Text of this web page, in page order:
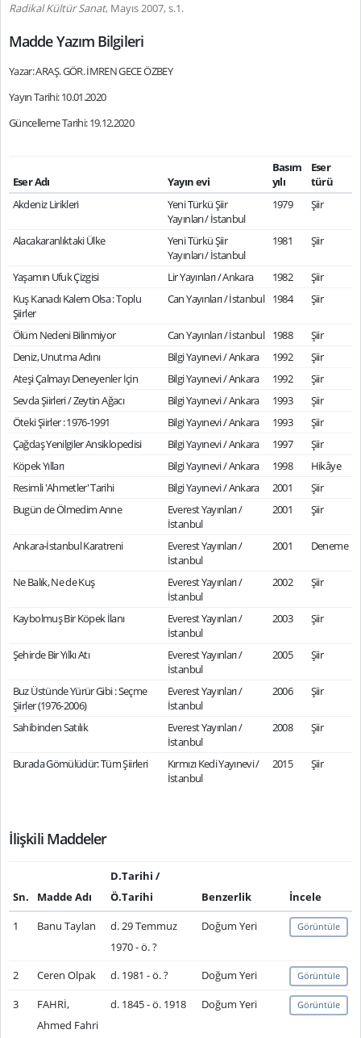
Radikal Kültür Sanat, Mayıs 2007, s.1.
Madde Yazım Bilgileri
Yazar: ARAŞ. GÖR. İMREN GECE ÖZBEY
Yayın Tarihi: 10.01.2020
Güncelleme Tarihi: 19.12.2020
Eser Adı Yayın evi
Basım
yılı
Eser
türü
Akdeniz Lirikleri
Yeni Türkü Şiir
Yayınları / İstanbul
1979 Şiir
Alacakaranlıktaki Ülke
Yeni Türkü Şiir
Yayınları / İstanbul
1981 Şiir
Yaşamın Ufuk Çizgisi Lir Yayınları / Ankara 1982
Şiir
Kuş Kanadı Kalem Olsa : Toplu
Şiirler
Can Yayınları / İstanbul 1984 Şiir
Ölüm Nedeni Bilinmiyor Can Yayınları / İstanbul 1988
Şiir
Deniz, Unutma Adını
Bilgi Yayınevi / Ankara 1992
Şiir
Ateşi Çalmayı Deneyenler İçin
Bilgi Yayınevi / Ankara 1992
Şiir
Sevda Şiirleri / Zeytin Ağacı
Bilgi Yayınevi / Ankara 1993
Şiir
Öteki Şiirler : 1976-1991
Bilgi Yayınevi / Ankara 1993
Şiir
Çağdaş Yenilgiler Ansiklopedisi
Bilgi Yayınevi / Ankara 1997
Şiir
Köpek Yılları
Bilgi Yayınevi / Ankara 1998
Hikâye
Resimli 'Ahmetler' Tarihi
Bilgi Yayınevi / Ankara 2001
Şiir
Bugün de Ölmedim Anne
Everest Yayınları /
İstanbul
2001 Şiir
Ankara-İstanbul Karatreni
Everest Yayınları /
İstanbul
2001 Deneme
Ne Balık, Ne de Kuş
Everest Yayınları /
İstanbul
2002 Şiir
Kaybolmuş Bir Köpek İlanı
Everest Yayınları /
İstanbul
2003 Şiir
Şehirde Bir Yılkı Atı
Everest Yayınları /
İstanbul
2005 Şiir
Buz Üstünde Yürür Gibi : Seçme
Şiirler (1976-2006)
Everest Yayınları /
İstanbul
2006 Şiir
Sahibinden Satılık
Everest Yayınları /
İstanbul
2008 Şiir
Burada Gömülüdür: Tüm Şiirleri
Kırmızı Kedi Yayınevi /
İstanbul
2015 Şiir
İlişkili Maddeler
Sn. Madde Adı
D.Tarihi /
Ö.Tarihi
Benzerlik
İncele
1
Banu Taylan
d. 29 Temmuz
1970 - ö. ?
Doğum Yeri Görüntüle
2 Ceren Olpak d. 1981 - ö. ? Doğum Yeri Görüntüle
3
FAHRİ,
Ahmed Fahri
d. 1845 - ö. 1918 Doğum Yeri Görüntüle